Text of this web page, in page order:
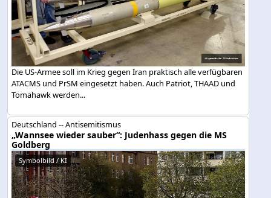
Die US-Armee soll im Krieg gegen Iran praktisch alle verfügbaren
ATACMS und PrSM eingesetzt haben. Auch Patriot, THAAD und
Tomahawk werden...
Deutschland -- Antisemitismus
„Wannsee wieder sauber“: Judenhass gegen die MS
Goldberg
Symbolbild / KI